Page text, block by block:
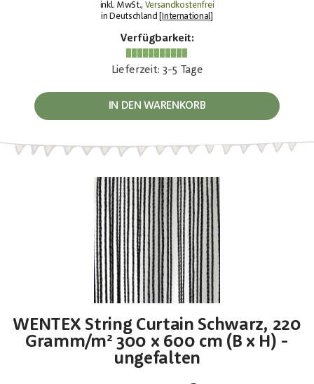
inkl. MwSt., Versandkostenfrei
in Deutschland [
International]
Verfügbarkeit:
Lieferzeit: 3-5 Tage
IN DEN WARENKORB
WENTEX String Curtain Schwarz, 220
Gramm/m² 300 x 600 cm (B x H) -
ungefalten